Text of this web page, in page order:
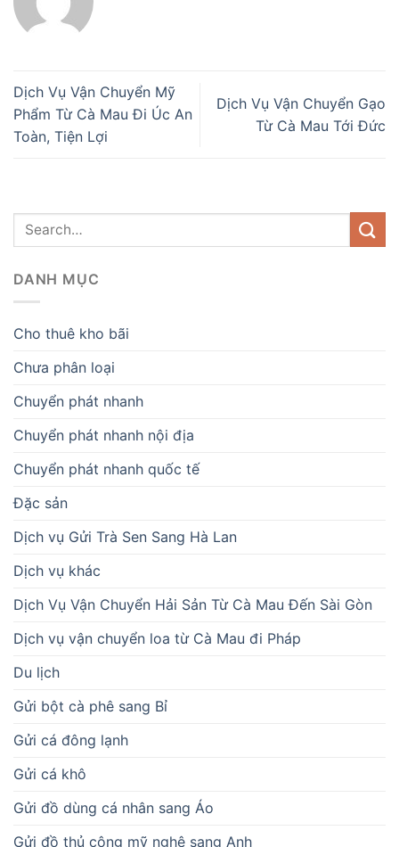
Dịch Vụ Vận Chuyển Mỹ
Phẩm Từ Cà Mau Đi Úc An
Toàn, Tiện Lợi
Dịch Vụ Vận Chuyển Gạo
Từ Cà Mau Tới Đức
DANH MỤC
Cho thuê kho bãi
Chưa phân loại
Chuyển phát nhanh
Chuyển phát nhanh nội địa
Chuyển phát nhanh quốc tế
Đặc sản
Dịch vụ Gửi Trà Sen Sang Hà Lan
Dịch vụ khác
Dịch Vụ Vận Chuyển Hải Sản Từ Cà Mau Đến Sài Gòn
Dịch vụ vận chuyển loa từ Cà Mau đi Pháp
Du lịch
Gửi bột cà phê sang Bỉ
Gửi cá đông lạnh
Gửi cá khô
Gửi đồ dùng cá nhân sang Áo
Gửi đồ thủ công mỹ nghệ sang Anh